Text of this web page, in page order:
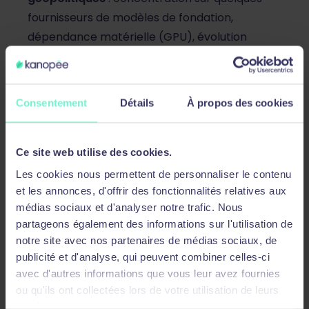
Consentement Détails À propos des cookies
Ce site web utilise des cookies.
Les cookies nous permettent de personnaliser le contenu
et les annonces, d'offrir des fonctionnalités relatives aux
médias sociaux et d'analyser notre trafic. Nous
partageons également des informations sur l'utilisation de
notre site avec nos partenaires de médias sociaux, de
publicité et d'analyse, qui peuvent combiner celles-ci
avec d'autres informations que vous leur avez fournies
ou qu'ils ont collectées lors de votre utilisation de leurs
fournisseurs de modèles de fondation,
dépendance matérielle (GPU), évolution
unilatérale des conditions d’usage, risque de
retrait ou de censure d’un modèle
Exemples et travaux pratiques :
contrat fournisseur d’IA type (réutilisation
des données pour l’entraînement,
localisation, sous-traitants, juridiction
applicable)
Étude d’un cas concret d’exploitation de
faille (REX – ex. EchoLeak / injection de
prompt indirecte) et identification des
points de vigilance et des mesures qui